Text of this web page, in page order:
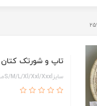
تاپ و شورتک کتان
سایزS/M/L/Xl/Xxl/Xxxlمناسب ۷ ماه تا ۷سال